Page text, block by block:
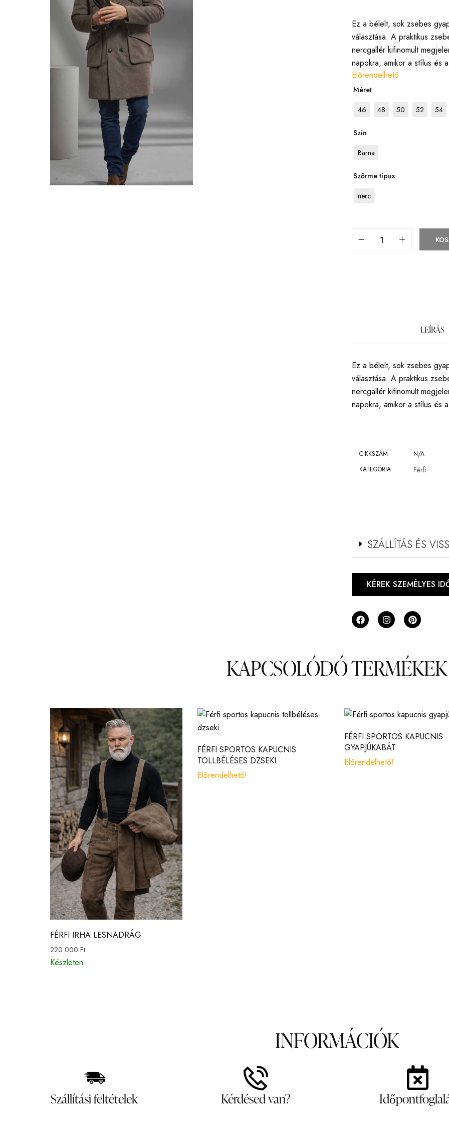
Ez a bélelt, sok zsebes
választása. A praktikus
nercgallér kifinomult
napokra, amikor a stílus és
Előrendelhető
Méret
46
48 50 52 54
Szín
Barna
Szőrme típus
nerc
LEÍRÁS
Ez a bélelt, sok zsebes
választása. A praktikus
nercgallér kifinomult
napokra, amikor a stílus és
CIKKSZÁM
N/A
KATEGÓRIA
Férfi
SZÁLLÍTÁS ÉS
KÉREK SZEMÉLYES
KAPCSOLÓDÓ TERMÉKEK
FÉRFI IRHA LESNADRÁG
220 000 Ft
Készleten
FÉRFI SPORTOS KAPUCNIS
TOLLBÉLÉSES DZSEKI
Előrendelhető!
FÉRFI SPORTOS KAPUCNIS
GYAPJÚKABÁT
Előrendelhető!
INFORMÁCIÓK
Szállítási feltételek Kérdésed van?